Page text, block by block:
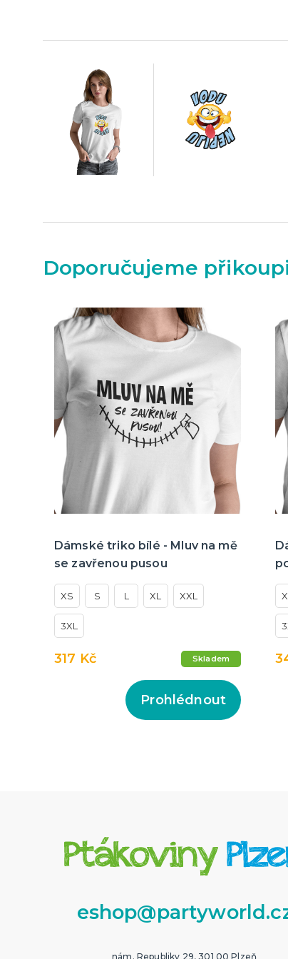
Doporučujeme
Dámské triko bílé - Mluv na mě
se zavřenou pusou
XS S L XL XXL
3XL
317 Kč Skladem
Prohlédnout
nám. Republiky 29, 301 00 Plzeň